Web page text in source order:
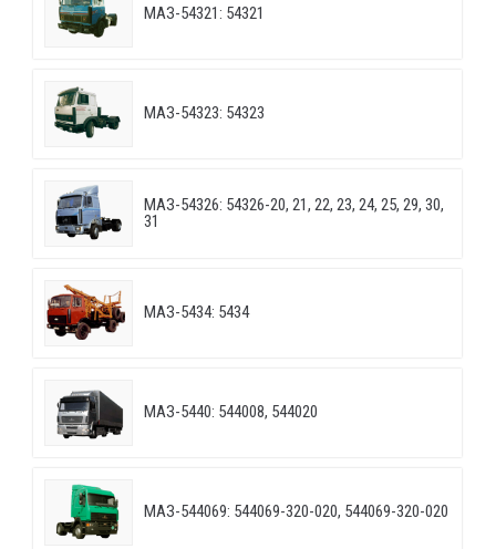
МАЗ-54321: 54321
МАЗ-54323: 54323
МАЗ-54326: 54326-20, 21, 22, 23, 24, 25, 29, 30,
31
МАЗ-5434: 5434
МАЗ-5440: 544008, 544020
МАЗ-544069: 544069-320-020, 544069-320-020